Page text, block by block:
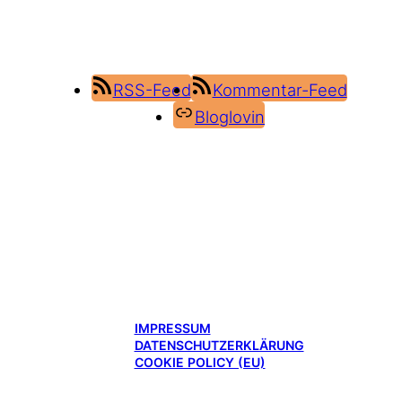
RSS-Feed
Kommentar-Feed
Bloglovin
IMPRESSUM
DATENSCHUTZERKLÄRUNG
COOKIE POLICY (EU)